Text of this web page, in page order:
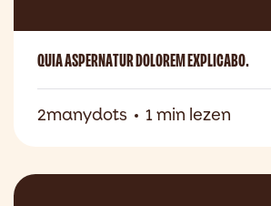
QUIA ASPERNATUR DOLOREM EXPLICABO.
2manydots 1 min lezen